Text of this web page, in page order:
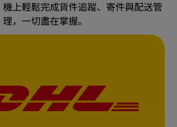
機上輕鬆完成貨件追蹤、寄件與配送管
理，一切盡在掌握。